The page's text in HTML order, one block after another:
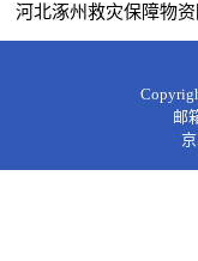
河北涿州救灾保障物
邮